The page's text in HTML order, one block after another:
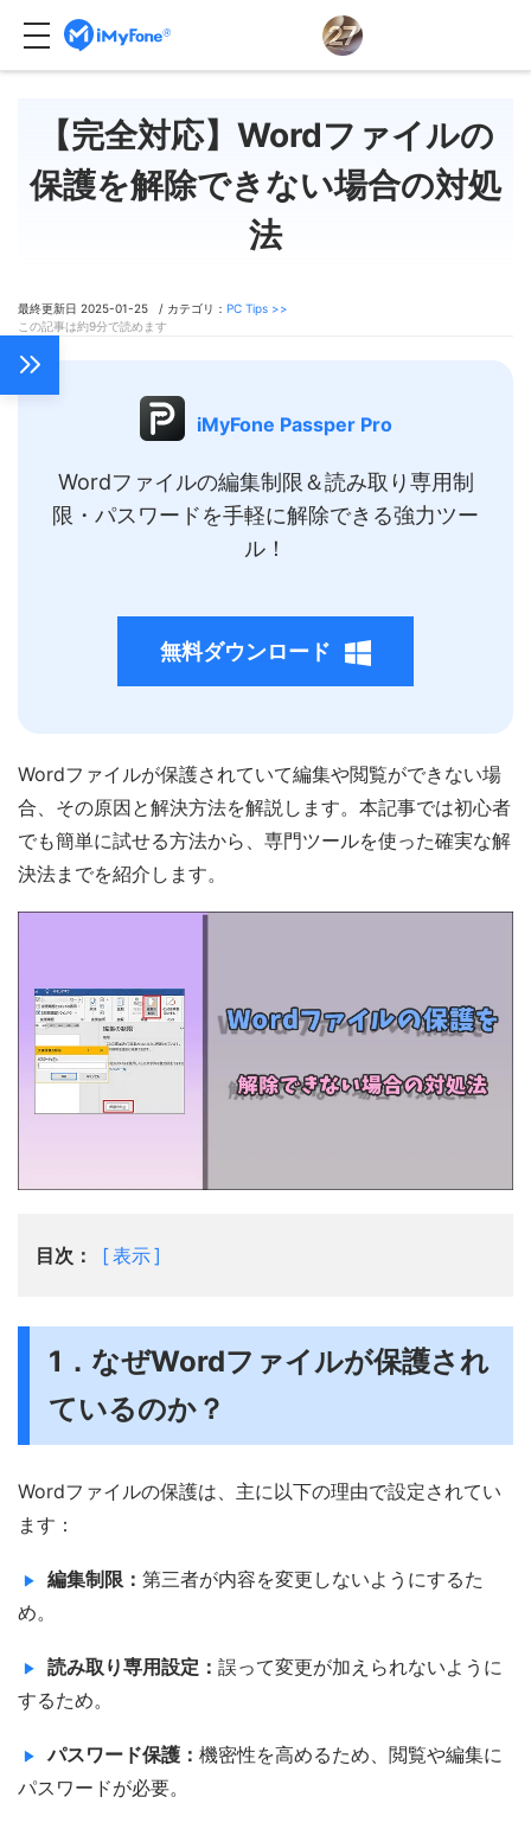
【完全対応】Wordファイルの
保護を解除できない場合の対処
法
最終更新日 2025-01-25 / カテゴリ： PC Tips >>
この記事は約9分で読めます
iMyFone Passper Pro
Wordファイルの編集制限＆読み取り専用制
限・パスワードを手軽に解除できる強力ツー
ル！
無料ダウンロード
Wordファイルが保護されていて編集や閲覧ができない場
合、その原因と解決方法を解説します。本記事では初心者
でも簡単に試せる方法から、専門ツールを使った確実な解
決法までを紹介します。
目次： 表示
1．なぜWordファイルが保護され
ているのか？
Wordファイルの保護は、主に以下の理由で設定されてい
ます：
編集制限： 第三者が内容を変更しないようにするた
め。
読み取り専用設定： 誤って変更が加えられないように
するため。
パスワード保護： 機密性を高めるため、閲覧や編集に
パスワードが必要。